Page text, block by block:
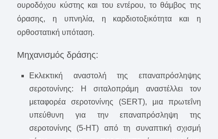
ουροδόχου κύστης και του εντέρου, το θάμβος της
όρασης, η υπνηλία, η καρδιοτοξικότητα και η
ορθοστατική υπόταση.
Μηχανισμός δράσης:
Εκλεκτική αναστολή της επαναπρόσληψης
σεροτονίνης: Η σιταλοπράμη αναστέλλει τον
μεταφορέα σεροτονίνης (SERT), μια πρωτεΐνη
υπεύθυνη για την επαναπρόσληψη της
σεροτονίνης (5-HT) από τη συναπτική σχισμή